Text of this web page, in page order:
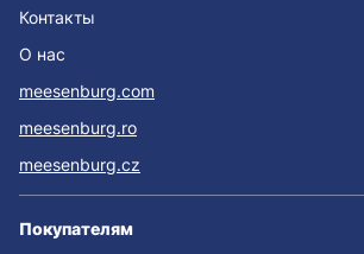
Контакты
О нас
meesenburg.com
meesenburg.ro
meesenburg.cz
Покупателям